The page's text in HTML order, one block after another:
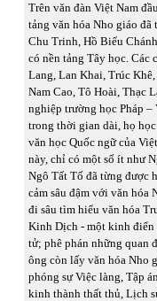
Trên văn đàn Việt Nam
tảng văn hóa Nho giáo đã
Chu Trinh, Hồ Biểu
có nền tảng Tây học. Các
Lang, Lan Khai, Trúc
Nam Cao, Tô Hoài, Thạc
nghiệp trường học Pháp
trong thời gian dài, họ
văn học Quốc ngữ của
này, chỉ có một số ít như
Ngô Tất Tố đã từng được
cảm sâu đậm với văn hóa
đi sâu tìm hiểu văn hóa
Kinh Dịch - một kinh điển
tử; phê phán những quan
ông còn lấy văn hóa Nho
phóng sự Việc làng, Tập
kinh thành thất thủ, Lịch